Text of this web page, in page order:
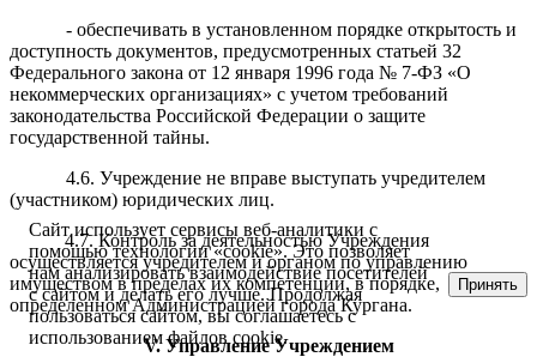
- обеспечивать в установленном порядке открытость и
доступность документов, предусмотренных статьей 32
Федерального закона от 12 января 1996 года № 7-ФЗ «О
некоммерческих организациях» с учетом требований
законодательства Российской Федерации о защите
государственной тайны.
4.6. Учреждение не вправе выступать учредителем
(участником) юридических лиц.
4.7. Контроль за деятельностью Учреждения
осуществляется учредителем и органом по управлению
имуществом в пределах их компетенции, в порядке,
определенном Администрацией города Кургана.
V. Управление Учреждением
Сайт использует сервисы веб-аналитики с
помощью технологии «cookie». Это позволяет
нам анализировать взаимодействие посетителей
с сайтом и делать его лучше. Продолжая
пользоваться сайтом, вы соглашаетесь с
использованием файлов cookie.
Принять